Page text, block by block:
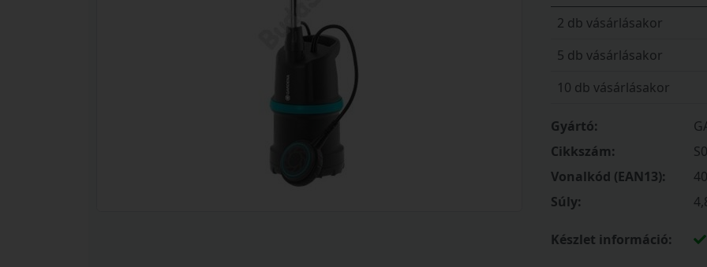
2 db vásárlásakor
5 db vásárlásakor
10 db vásárlásakor
Gyártó:
Cikkszám:
Vonalkód (EAN13):
Súly:
Készlet információ: